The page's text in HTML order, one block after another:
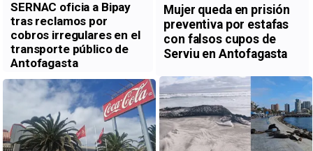
SERNAC oficia a Bipay
tras reclamos por
cobros irregulares en el
transporte público de
Antofagasta
Mujer queda en prisión
preventiva por estafas
con falsos cupos de
Serviu en Antofagasta